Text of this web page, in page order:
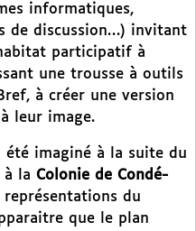
informatiques,
de discussion…) invitant
participatif à
une trousse à outils
à créer une version
leur image.
été imaginé à la suite du
à la Colonie de Condé-
du
que le plan